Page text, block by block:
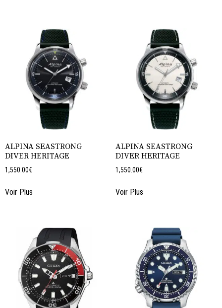
ALPINA SEASTRONG
DIVER HERITAGE
1,550.00€
Voir Plus
ALPINA SEASTRONG
DIVER HERITAGE
1,550.00€
Voir Plus